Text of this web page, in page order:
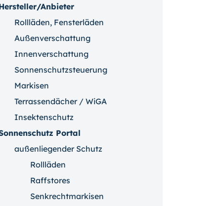
Anbieter
Rollläden, Fensterläden
Außenverschattung
Innenverschattung
Sonnenschutzsteuerung
Markisen
Terrassendächer / WiGA
Insektenschutz
Portal
außenliegender Schutz
Rollläden
Raffstores
Senkrechtmarkisen